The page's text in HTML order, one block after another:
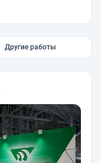
Другие работы